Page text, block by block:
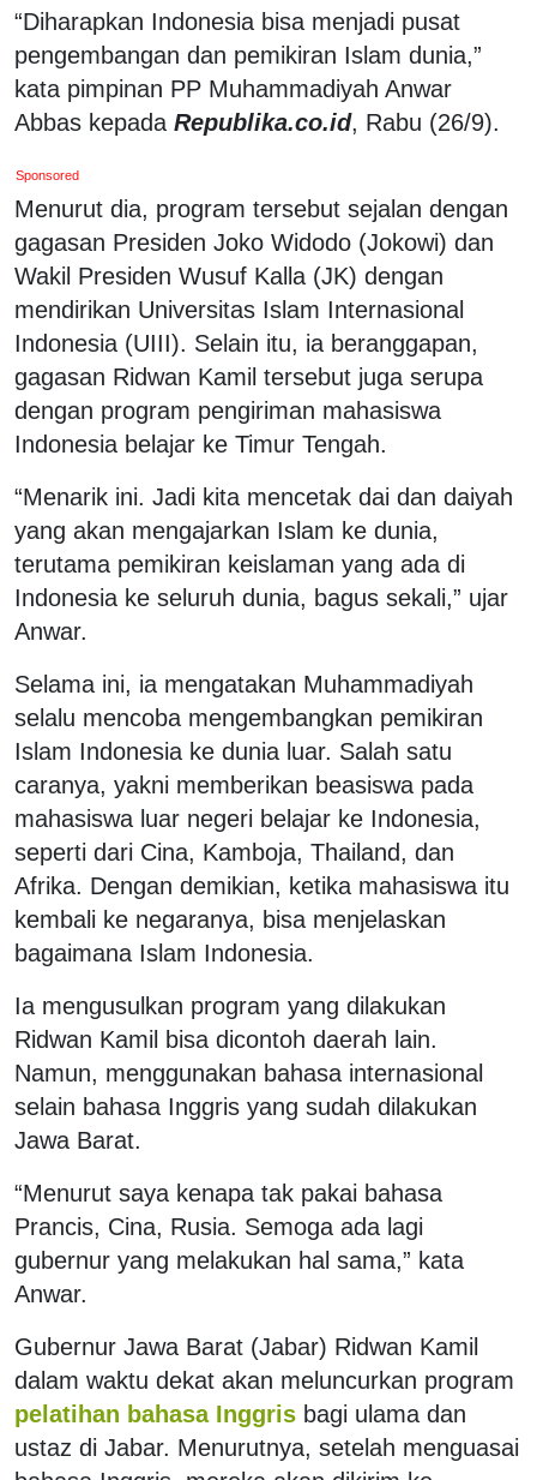
“Diharapkan Indonesia bisa menjadi pusat
pengembangan dan pemikiran Islam dunia,”
kata pimpinan PP Muhammadiyah Anwar
Abbas kepada Republika.co.id, Rabu (26/9).
Sponsored
Menurut dia, program tersebut sejalan dengan
gagasan Presiden Joko Widodo (Jokowi) dan
Wakil Presiden Wusuf Kalla (JK) dengan
mendirikan Universitas Islam Internasional
Indonesia (UIII). Selain itu, ia beranggapan,
gagasan Ridwan Kamil tersebut juga serupa
dengan program pengiriman mahasiswa
Indonesia belajar ke Timur Tengah.
“Menarik ini. Jadi kita mencetak dai dan daiyah
yang akan mengajarkan Islam ke dunia,
terutama pemikiran keislaman yang ada di
Indonesia ke seluruh dunia, bagus sekali,” ujar
Anwar.
Selama ini, ia mengatakan Muhammadiyah
selalu mencoba mengembangkan pemikiran
Islam Indonesia ke dunia luar. Salah satu
caranya, yakni memberikan beasiswa pada
mahasiswa luar negeri belajar ke Indonesia,
seperti dari Cina, Kamboja, Thailand, dan
Afrika. Dengan demikian, ketika mahasiswa itu
kembali ke negaranya, bisa menjelaskan
bagaimana Islam Indonesia.
Ia mengusulkan program yang dilakukan
Ridwan Kamil bisa dicontoh daerah lain.
Namun, menggunakan bahasa internasional
selain bahasa Inggris yang sudah dilakukan
Jawa Barat.
“Menurut saya kenapa tak pakai bahasa
Prancis, Cina, Rusia. Semoga ada lagi
gubernur yang melakukan hal sama,” kata
Anwar.
Gubernur Jawa Barat (Jabar) Ridwan Kamil
dalam waktu dekat akan meluncurkan program
pelatihan bahasa Inggris bagi ulama dan
ustaz di Jabar. Menurutnya, setelah menguasai